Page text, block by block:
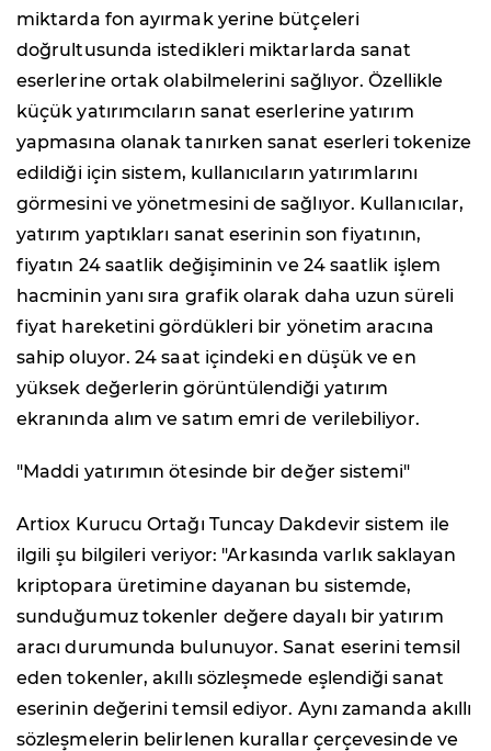
miktarda fon ayırmak yerine bütçeleri
doğrultusunda istedikleri miktarlarda sanat
eserlerine ortak olabilmelerini sağlıyor. Özellikle
küçük yatırımcıların sanat eserlerine yatırım
yapmasına olanak tanırken sanat eserleri tokenize
edildiği için sistem, kullanıcıların yatırımlarını
görmesini ve yönetmesini de sağlıyor. Kullanıcılar,
yatırım yaptıkları sanat eserinin son fiyatının,
fiyatın 24 saatlik değişiminin ve 24 saatlik işlem
hacminin yanı sıra grafik olarak daha uzun süreli
fiyat hareketini gördükleri bir yönetim aracına
sahip oluyor. 24 saat içindeki en düşük ve en
yüksek değerlerin görüntülendiği yatırım
ekranında alım ve satım emri de verilebiliyor.
"Maddi yatırımın ötesinde bir değer sistemi"
Artiox Kurucu Ortağı Tuncay Dakdevir sistem ile
ilgili şu bilgileri veriyor: "Arkasında varlık saklayan
kriptopara üretimine dayanan bu sistemde,
sunduğumuz tokenler değere dayalı bir yatırım
aracı durumunda bulunuyor. Sanat eserini temsil
eden tokenler, akıllı sözleşmede eşlendiği sanat
eserinin değerini temsil ediyor. Aynı zamanda akıllı
sözleşmelerin belirlenen kurallar çerçevesinde ve